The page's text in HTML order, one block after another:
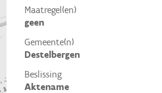
Maatregel(en)
geen
Gemeente(n)
Destelbergen
Beslissing
Aktename